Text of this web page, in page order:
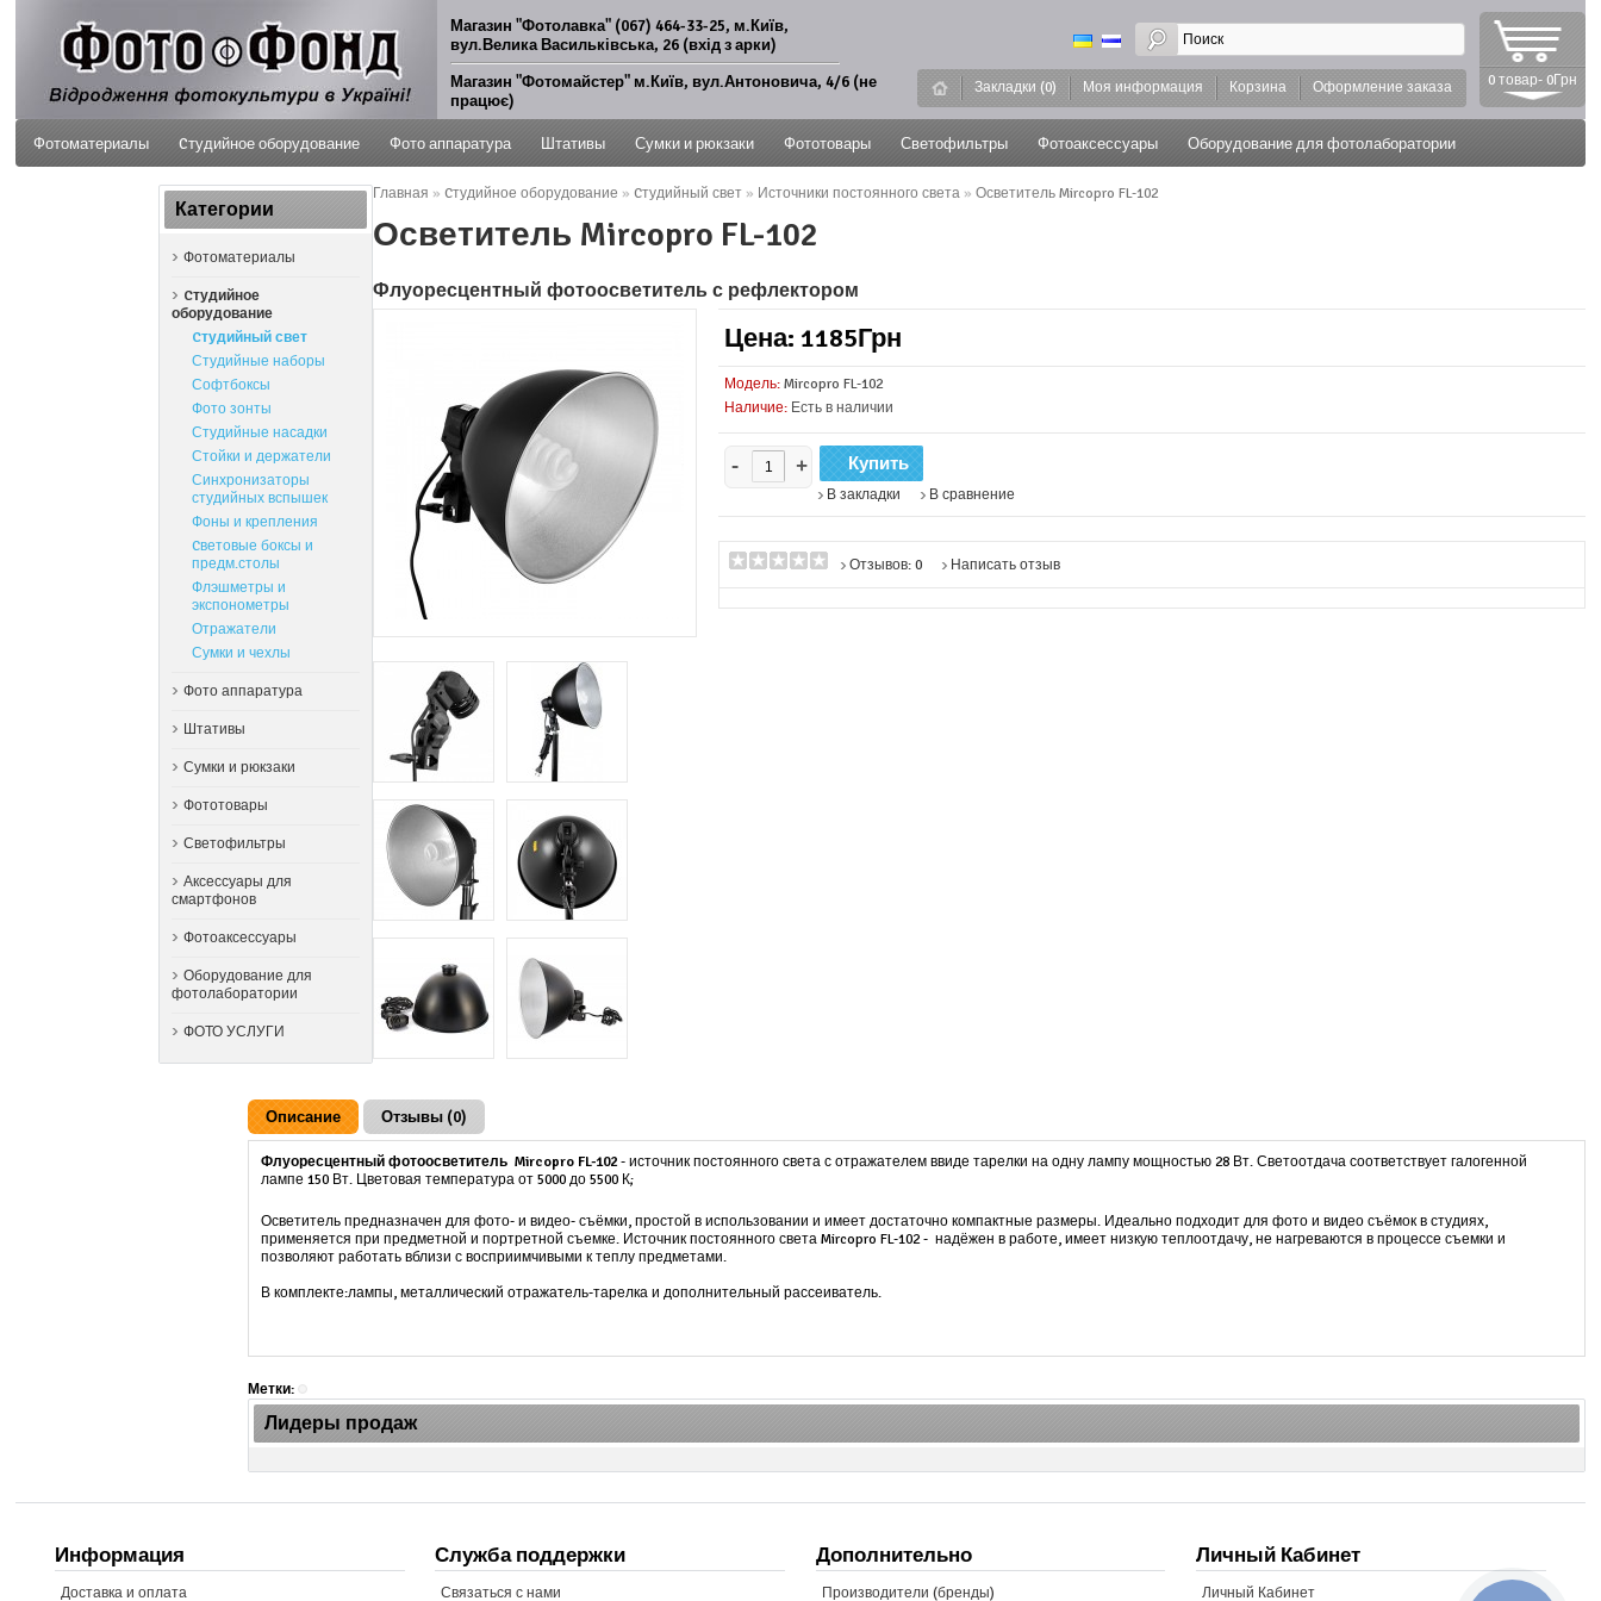
Магазин "Фотолавка" (067) 464-33-25, м.Київ,
вул.Велика Васильківська, 26 (вхід з арки)
Магазин "Фотомайстер" м.Київ, вул.Антоновича, 4/6 (не
працює)
0 товар- 0Грн
Закладки (0) Моя информация Корзина Оформление заказа
Фотоматериалы Cтудийное оборудование Фото аппаратура Штативы Сумки и рюкзаки Фототовары Светофильтры Фотоаксессуары Оборудование для фотолаборатории
Категории
Фотоматериалы
Cтудийное
оборудование
Cтудийный свет
Студийные наборы
Софтбоксы
Фото зонты
Студийные насадки
Стойки и держатели
Синхронизаторы
студийных вспышек
Фоны и крепления
Cветовые боксы и
предм.столы
Флэшметры и
экспонометры
Отражатели
Сумки и чехлы
Фото аппаратура
Штативы
Сумки и рюкзаки
Фототовары
Светофильтры
Аксессуары для
смартфонов
Фотоаксессуары
Оборудование для
фотолаборатории
ФОТО УСЛУГИ
Главная »Cтудийное оборудование »Cтудийный свет » Источники постоянного света »Осветитель Mircopro FL-102
Осветитель Mircopro FL-102
Флуоресцентный фотоосветитель с рефлектором
Цена: 1185Грн
Модель: Mircopro FL-102
Наличие: Есть в наличии
- +
В закладки В сравнение
Отзывов: 0 Написать отзыв
Описание Отзывы (0)
Флуоресцентный фотоосветитель Mircopro FL-102 - источник постоянного света с отражателем ввиде тарелки на одну лампу мощностью 28 Вт. Светоотдача соответствует галогенной
лампе 150 Вт. Цветовая температура от 5000 до 5500 К;
Осветитель предназначен для фото- и видео- съёмки, простой в использовании и имеет достаточно компактные размеры. Идеально подходит для фото и видео съёмок в студиях,
применяется при предметной и портретной съемке. Источник постоянного света Mircopro FL-102 - надёжен в работе, имеет низкую теплоотдачу, не нагреваются в процессе съемки и
позволяют работать вблизи с восприимчивыми к теплу предметами.
В комплекте:лампы, металлический отражатель-тарелка и дополнительный рассеиватель.
Метки:
Лидеры продаж
Информация
Доставка и оплата
Служба поддержки
Связаться с нами
Дополнительно
Производители (бренды)
Личный Кабинет
Личный Кабинет